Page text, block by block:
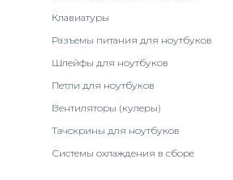
Клавиатуры
Разъемы питания для ноутбуков
Шлейфы для ноутбуков
Петли для ноутбуков
Вентиляторы (кулеры)
Тачскрины для ноутбуков
Системы охлаждения в сборе